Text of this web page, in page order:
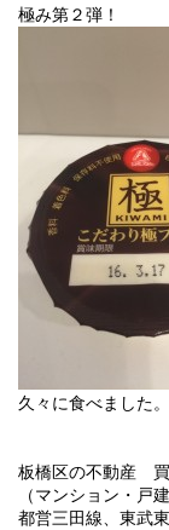
極み第２弾！
久々に食べました。
板橋区の不動産
（マンション・戸
都営三田線、東武